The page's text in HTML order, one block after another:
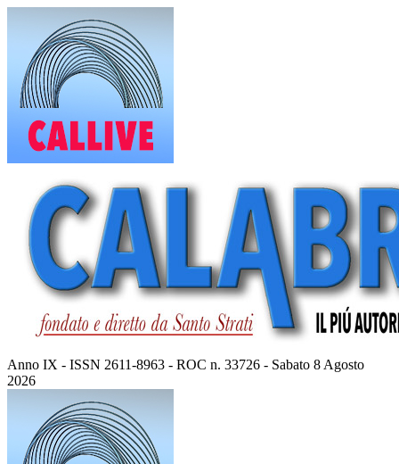
contenuto
Anno IX - ISSN 2611-8963 - ROC n. 33726 - Sabato 8 Agosto
2026